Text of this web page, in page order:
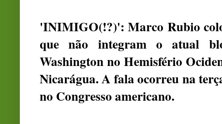
'INIMIGO(!?)': Marco Rubio
que não integram o atual
Washington no Hemisfério
Nicarágua. A fala ocorreu na
no Congresso americano.